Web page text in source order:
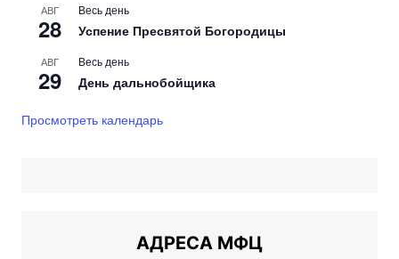
АВГ
28
Весь день
Успение Пресвятой Богородицы
АВГ
29
Весь день
День дальнобойщика
Просмотреть календарь
АДРЕСА МФЦ